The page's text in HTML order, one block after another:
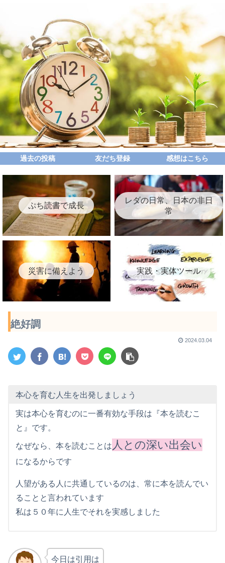
過去の投稿 友だち登録 感想はこちら
ぷち読書で成長
レダの日常、日本の非日
常
災害に備えよう 実践・実体ツール
絶好調
2024.03.04
本心を育む人生を出発しましょう
実は本心を育むのに一番有効な手段は『本を読むこ
と』です。
なぜなら、本を読むことは 人との深い出会い
になるからです
人望がある人に共通しているのは、常に本を読んでい
ることと言われています
私は５０年に人生でそれを実感しました
今日は引用は